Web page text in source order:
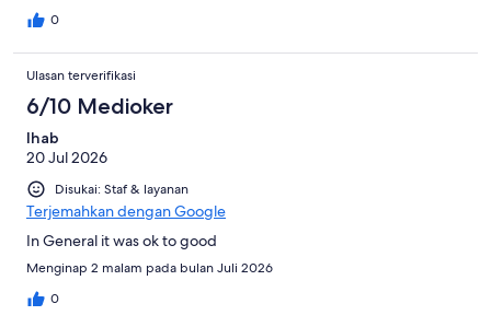
0
Ulasan terverifikasi
6/10 Medioker
Ihab
20 Jul 2026
Disukai: Staf & layanan
Terjemahkan dengan Google
In General it was ok to good
Menginap 2 malam pada bulan Juli 2026
0